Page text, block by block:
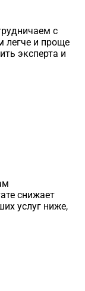
с
легче и проще
эксперта и
снижает
услуг ниже,